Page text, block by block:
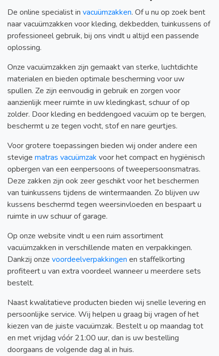
De online specialist in vacuümzakken. Of u nu op zoek bent
naar vacuümzakken voor kleding, dekbedden, tuinkussens of
professioneel gebruik, bij ons vindt u altijd een passende
oplossing.
Onze vacuümzakken zijn gemaakt van sterke, luchtdichte
materialen en bieden optimale bescherming voor uw
spullen. Ze zijn eenvoudig in gebruik en zorgen voor
aanzienlijk meer ruimte in uw kledingkast, schuur of op
zolder. Door kleding en beddengoed vacuüm op te bergen,
beschermt u ze tegen vocht, stof en nare geurtjes.
Voor grotere toepassingen bieden wij onder andere een
stevige matras vacuümzak voor het compact en hygiënisch
opbergen van een eenpersoons of tweepersoonsmatras.
Deze zakken zijn ook zeer geschikt voor het beschermen
van tuinkussens tijdens de wintermaanden. Zo blijven uw
kussens beschermd tegen weersinvloeden en bespaart u
ruimte in uw schuur of garage.
Op onze website vindt u een ruim assortiment
vacuümzakken in verschillende maten en verpakkingen.
Dankzij onze voordeelverpakkingen en staffelkorting
profiteert u van extra voordeel wanneer u meerdere sets
bestelt.
Naast kwalitatieve producten bieden wij snelle levering en
persoonlijke service. Wij helpen u graag bij vragen of het
kiezen van de juiste vacuümzak. Bestelt u op maandag tot
en met vrijdag vóór 21:00 uur, dan is uw bestelling
doorgaans de volgende dag al in huis.